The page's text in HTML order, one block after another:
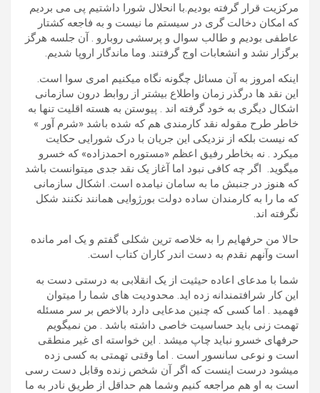
مرکزیت قرار گرفته بودیم.با انحلال شورا داشتیم پی می بردیم
که امکان دخالت گری در سیستم ما نیست و به فاجعه کشتار
عاطفی بودیم و طالب سوال و پرسشی روبارو . آن جلسه هرگز
برگزار نشد و انشعابات اوج گرفتند. وما ماندگار اروپا شدیم.
اینکه امروز به آن مسائل چگونه نگاه میکنیم امری سوا است.
این نقد ها درگذر زمان واطلاع بیشتر از روابط درون سازمانی
اشکال دیگری به خود گرفته اند . پیوستن به هسته اقلیت تنها به
خاطر طرح مقوله نقد کارمندی هم که شده باشد «شرم آور »
که نیست بلکه از نزدیکی این جریان با درک شورایی حکایت
میکرد . نه بخاطر رفیق اعظم «مستوره احمدزاده» که خسرو
میگوید. اگر چه کافی نبود اما آغاز یک نقد جدی میتوانست باشد
که هنوز در جنبش ما به سامان نیامده است. اشکال سازمانی
که ما را به کارمندان ساده دولت بورژوایی همانند نکنند شکل
نگرفته اند.
حالا من حرفهایم را به خلاصه ترین شکلی گفتم و یک امر مانده
است وآنهم نقدم به دست اندر کاران کتاب است.
شما با مدعای اعاده حیثیت از یک انقلابی به درستی دست به
این کار شرافتمندانه زده اید. محدودیت های شما را میتوان
فهمید . اما کسی که چنین مدعایی دارد بالاخص بر سر مسئله
تهمت زنی باید حساسیت خاصی داشته باشد . من نمیگویم
حرفهای خسرو نباید چاپ میشد . این خواسته ای غیر منطقی
است و نوعی سانسور است . اما وقتی تهمتی به کسی زده
میشود درست اینست که اگر آن شخص زنده وقابل دست رسی
است به او هم مراجعه کنیم وشما هم حداقل از طریق نادر به ما